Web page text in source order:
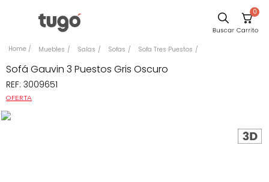
0
Muebles Salas Sofas Sofa Tres Puestos
Sofá Gauvin 3 Puestos Gris Oscuro
REF: 3009651
OFERTA
Comedor
Escritorio